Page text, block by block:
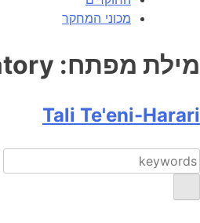
מכוני המחקר
מילת מפתח:
Tali Te'eni-Harari